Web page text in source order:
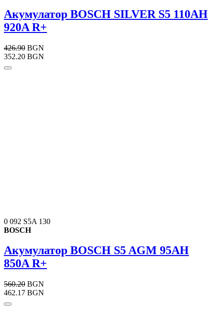
Акумулатор BOSCH SILVER S5 110AH
920A R+
426.90 BGN
352.20 BGN
0 092 S5A 130
BOSCH
Акумулатор BOSCH S5 AGM 95AH
850A R+
560.20 BGN
462.17 BGN